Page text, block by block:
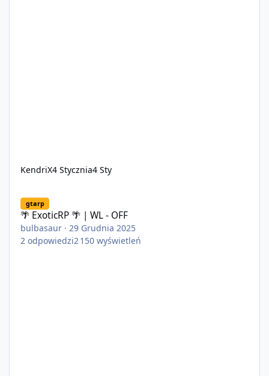
KendriX4 Stycznia4 Sty
gtarp
🌴 ExoticRP 🌴 | WL - OFF
bulbasaur ·29 Grudnia 2025
2 odpowiedzi2 150 wyświetleń